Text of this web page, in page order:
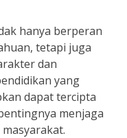
hanya berperan
tetapi juga
dan
yang
dapat tercipta
menjaga